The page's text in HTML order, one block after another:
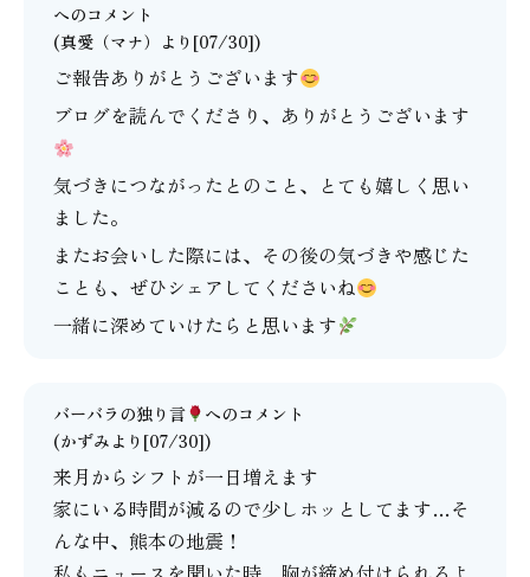
へのコメント
(真愛（マナ） より[07/30])
ご報告ありがとうございます
ブログを読んでくださり、ありがとうございます
気づきにつながったとのこと、とても嬉しく思い
ました。
またお会いした際には、その後の気づきや感じた
ことも、ぜひシェアしてくださいね
一緒に深めていけたらと思います
バーバラの独り言
へのコメント
(かずみより[07/30])
来月からシフトが一日増えます
家にいる時間が減るので少しホッとしてます…そ
んな中、熊本の地震！